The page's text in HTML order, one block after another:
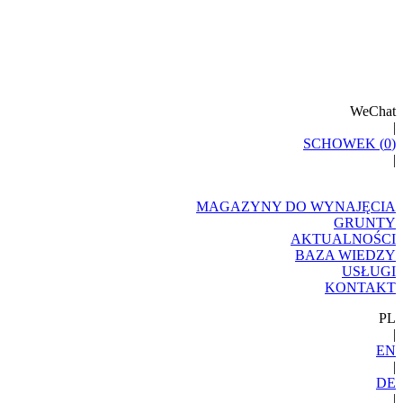
WeChat
|
SCHOWEK (0)
|
MAGAZYNY DO WYNAJĘCIA
GRUNTY
AKTUALNOŚCI
BAZA WIEDZY
USŁUGI
KONTAKT
PL
|
EN
|
DE
|